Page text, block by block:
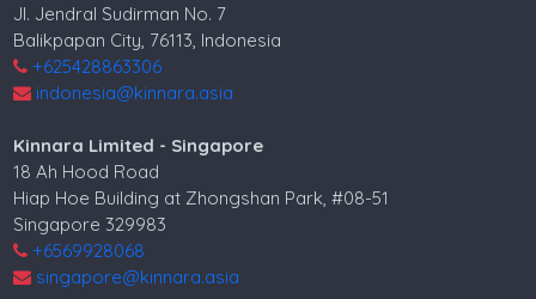
Jl. Jendral Sudirman No. 7
Balikpapan City, 76113, Indonesia
+625428863306
indonesia@kinnara.asia
Kinnara Limited - Singapore
18 Ah Hood Road
Hiap Hoe Building at Zhongshan Park, #08-51
Singapore 329983
+6569928068
singapore@kinnara.asia